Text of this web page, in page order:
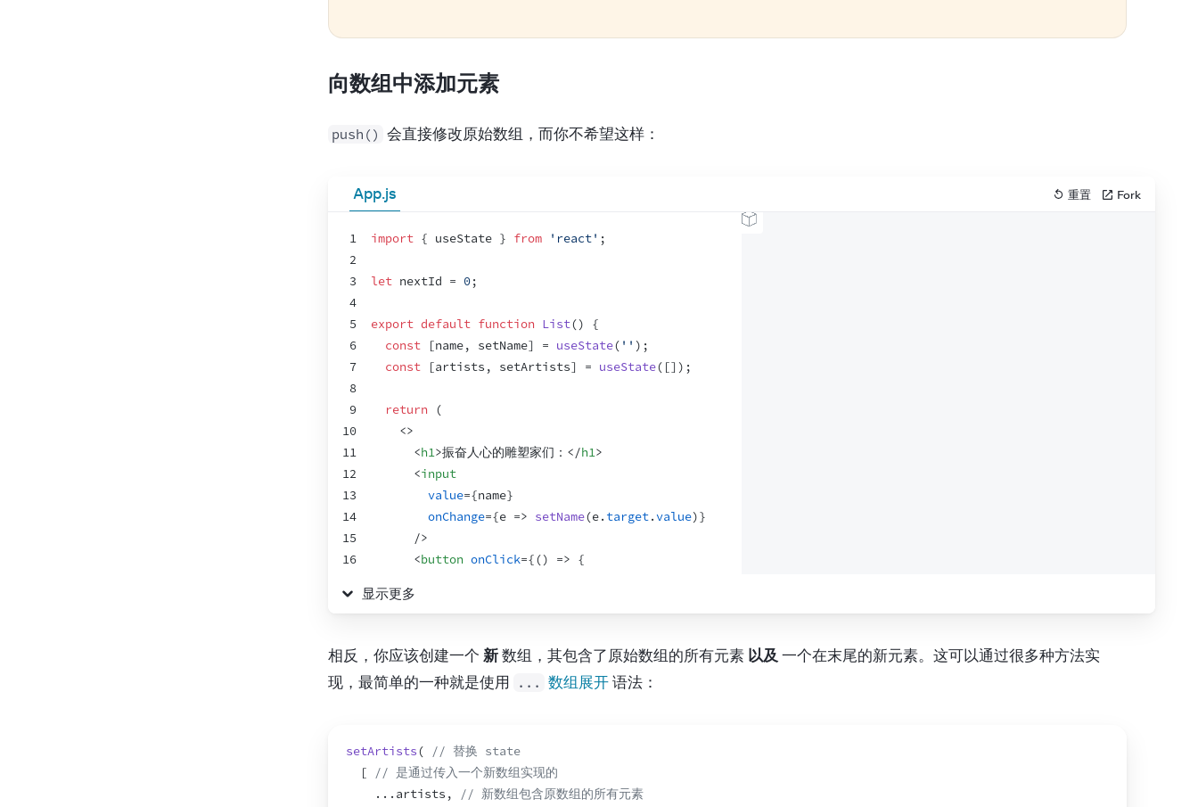
向数组中添加元素
push() 会直接修改原始数组，而你不希望这样：
App.js 重置 Fork
1
2
3
4
5
6
7
8
9
10
11
12
13
14
15
16
18
20
21
22
25
import { useState } from 'react' ;
let nextId = 0;
export default function List()
{
const
[name, setName] = useState( '' ) ;
const
[artists , setArtists] = useState( [] ) ;
return
(
<>
<h1>振奋人心的雕塑家们： </h1>
<input
value={name}
onChange={e => setName(e. target.value)}
/>
<button onClick={() => {
} ;
} }>添加 </ button>
< ul>
))}
</ul>
</>
显示更多
相反，你应该创建一个 新 数组，其包含了原始数组的所有元素 以及 一个在末尾的新元素。这可以通过很多种方法实
现，最简单的一种就是使用
... 数组展开 语法：
setArtists(
// 替换 state
[
// 是通过传入一个新数组实现的
... artists ,
// 新数组包含原数组的所有元素